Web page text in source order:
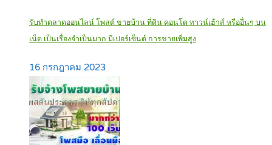
รับทำตลาดออนไลน์ โพสต์ ขายบ้าน ที่ดิน คอนโด ทาวน์เฮ้าส์ หรืออื่นๆ บน
เน็ต เป็นเรื่องจำเป็นมาก มีเปอร์เซ็นต์ การขายเพิ่มสูง
16 กรกฎาคม 2023